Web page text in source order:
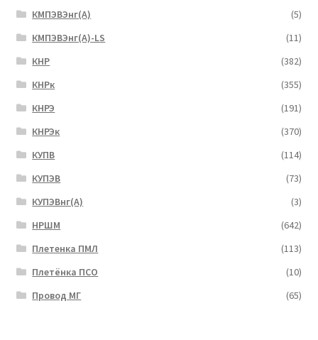
КМПЭВЭнг(А)
(5)
КМПЭВЭнг(А)-LS
(11)
КНР
(382)
КНРк
(355)
КНРЭ
(191)
КНРЭк
(370)
КУПВ
(114)
КУПЭВ
(73)
КУПЭВнг(А)
(3)
НРШМ
(642)
Плетенка ПМЛ
(113)
Плетёнка ПСО
(10)
Провод МГ
(65)